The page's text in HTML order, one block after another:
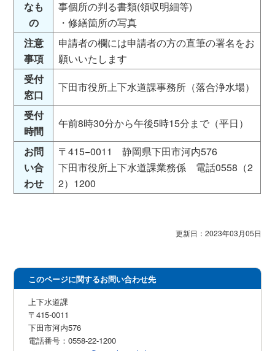
なも
の
事個所の判る書類(領収明細等)
・修繕箇所の写真
注意
事項
申請者の欄には申請者の方の直筆の署名をお
願いいたします
受付
窓口
下田市役所上下水道課事務所（落合浄水場）
受付
時間
午前8時30分から午後5時15分まで（平日）
お問
い合
わせ
〒415−0011 静岡県下田市河内576
下田市役所上下水道課業務係 電話0558（2
2）1200
更新日：2023年03月05日
このページに関するお問い合わせ先
上下水道課
〒415-0011
下田市河内576
電話番号：0558-22-1200